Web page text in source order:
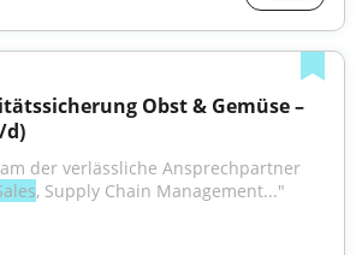
Obst & Gemüse –
d)
der verlässliche Ansprechpartner
, Supply Chain Management..."